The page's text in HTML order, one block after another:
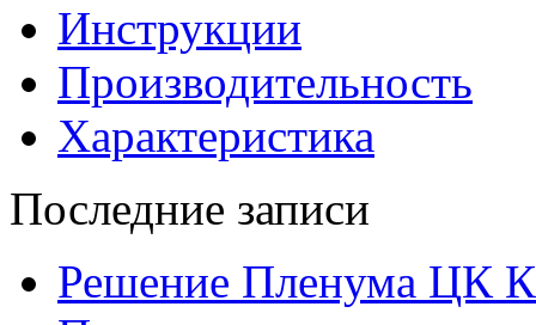
Инструкции
Производительность
Характеристика
Последние записи
Решение Пленума ЦК